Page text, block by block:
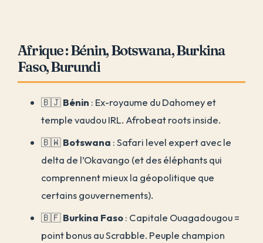
Afrique : Bénin, Botswana, Burkina
Faso, Burundi
🇧🇯Bénin : Ex-royaume du Dahomey et
temple vaudou IRL. Afrobeat roots inside.
🇧🇼Botswana : Safari level expert avec le
delta de l’Okavango (et des éléphants qui
comprennent mieux la géopolitique que
certains gouvernements).
🇧🇫Burkina Faso: Capitale Ouagadougou =
point bonus au Scrabble. Peuple champion